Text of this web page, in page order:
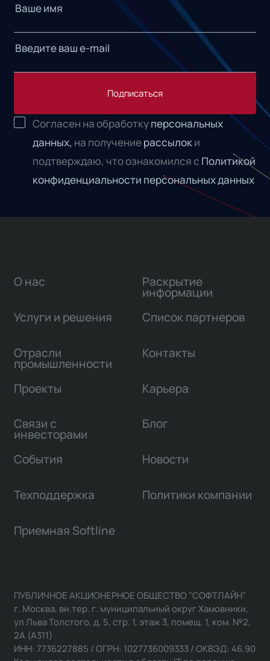
Подписаться
Согласен на обработкуперсональных
данных, на получениерассылок и
подтверждаю, что ознакомился с Политикой
конфиденциальности персональных данных
О нас
Услуги и решения
Отрасли
промышленности
Проекты
Связи с
инвесторами
Раскрытие
информации
Список партнеров
Контакты
Карьера
Блог
События Новости
Техподдержка Политики компании
Приемная Softline
ПУБЛИЧНОЕ АКЦИОНЕРНОЕ ОБЩЕСТВО "СОФТЛАЙН"
г. Москва, вн.тер. г. муниципальный округ Хамовники,
ул Льва Толстого, д. 5, стр. 1, этаж 3, помещ. 1, ком. №2,
2А (А311)
ИНН: 7736227885 / ОГРН: 1027736009333 / ОКВЭД: 46.90